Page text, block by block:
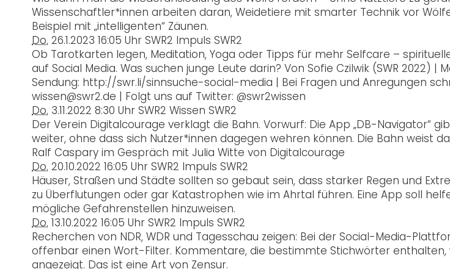
Wissenschaftler*innen arbeiten daran, Weidetiere mit smarter Technik vor
Beispiel mit „intelligenten“ Zäunen.
Do. 26.1.2023 16:05 Uhr SWR2 Impuls SWR2
Ob Tarotkarten legen, Meditation, Yoga oder Tipps für mehr Selfcare –
auf Social Media. Was suchen junge Leute darin? Von Sofie Czilwik (SWR 2022) |
Sendung: http://swr.li/sinnsuche-social-media | Bei Fragen und Anregungen
wissen@swr2.de | Folgt uns auf Twitter: @swr2wissen
Do. 3.11.2022 8:30 Uhr SWR2 Wissen SWR2
Der Verein Digitalcourage verklagt die Bahn. Vorwurf: Die App „DB-Navigator“
weiter, ohne dass sich Nutzer*innen dagegen wehren können. Die Bahn weist
Ralf Caspary im Gespräch mit Julia Witte von Digitalcourage
Do. 20.10.2022 16:05 Uhr SWR2 Impuls SWR2
Häuser, Straßen und Städte sollten so gebaut sein, dass starker Regen und
zu Überflutungen oder gar Katastrophen wie im Ahrtal führen. Eine App soll
mögliche Gefahrenstellen hinzuweisen.
Do. 13.10.2022 16:05 Uhr SWR2 Impuls SWR2
Recherchen von NDR, WDR und Tagesschau zeigen: Bei der Social-Media-
offenbar einen Wort-Filter. Kommentare, die bestimmte Stichwörter enthalten,
angezeigt. Das ist eine Art von Zensur.